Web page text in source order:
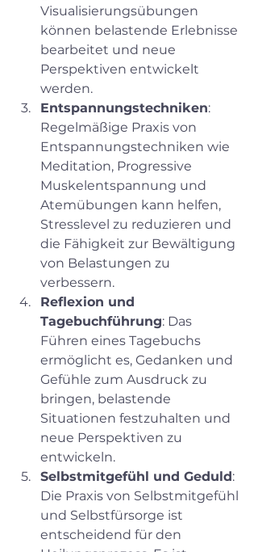
Visualisierungsübungen
können belastende Erlebnisse
bearbeitet und neue
Perspektiven entwickelt
werden.
Entspannungstechniken:
Regelmäßige Praxis von
Entspannungstechniken wie
Meditation, Progressive
Muskelentspannung und
Atemübungen kann helfen,
Stresslevel zu reduzieren und
die Fähigkeit zur Bewältigung
von Belastungen zu
verbessern.
Reflexion und
Tagebuchführung: Das
Führen eines Tagebuchs
ermöglicht es, Gedanken und
Gefühle zum Ausdruck zu
bringen, belastende
Situationen festzuhalten und
neue Perspektiven zu
entwickeln.
Selbstmitgefühl und Geduld:
Die Praxis von Selbstmitgefühl
und Selbstfürsorge ist
entscheidend für den